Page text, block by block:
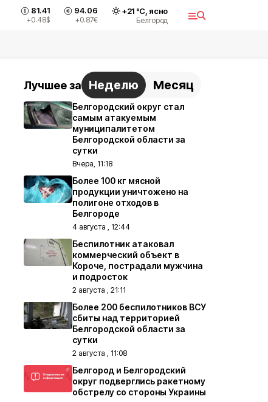
81.41
+0.48$
94.06
+0.87€
+21°С, ясно
Белгород
Лучшее за Неделю Месяц
Белгородский округ стал
самым атакуемым
муниципалитетом
Белгородской области за
сутки
Вчера, 11:18
Более 100 кг мясной
продукции уничтожено на
полигоне отходов в
Белгороде
4 августа , 12:44
Беспилотник атаковал
коммерческий объект в
Короче, пострадали мужчина
и подросток
2 августа , 21:11
Более 200 беспилотников ВСУ
сбиты над территорией
Белгородской области за
сутки
2 августа , 11:08
Белгород и Белгородский
округ подверглись ракетному
обстрелу со стороны Украины